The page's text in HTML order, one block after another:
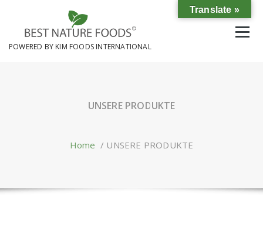
content
POWERED BY KIM FOODS INTERNATIONAL
UNSERE PRODUKTE
Home / UNSERE PRODUKTE
Translate »